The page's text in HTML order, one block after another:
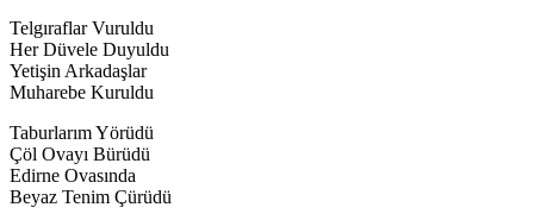
Telgıraflar Vuruldu
Her Düvele Duyuldu
Yetişin Arkadaşlar
Muharebe Kuruldu
Taburlarım Yörüdü
Çöl Ovayı Bürüdü
Edirne Ovasında
Beyaz Tenim Çürüdü